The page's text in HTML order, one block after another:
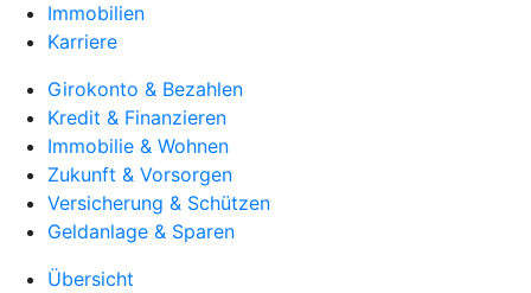
Immobilien
Karriere
Girokonto & Bezahlen
Kredit & Finanzieren
Immobilie & Wohnen
Zukunft & Vorsorgen
Versicherung & Schützen
Geldanlage & Sparen
Übersicht